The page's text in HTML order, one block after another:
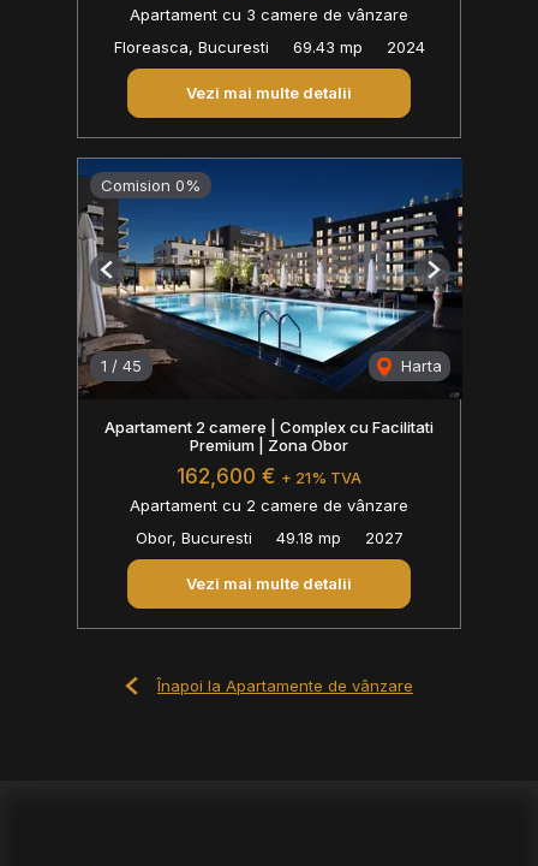
Apartament cu 3 camere de vânzare
Floreasca, Bucuresti
69.43 mp 2024
Vezi mai multe detalii
Comision 0%
1 / 45 Harta
Previous Next
Apartament 2 camere | Complex cu Facilitati
Premium | Zona Obor
162,600 € + 21% TVA
Apartament cu 2 camere de vânzare
Obor, Bucuresti
49.18 mp 2027
Vezi mai multe detalii
Înapoi la Apartamente de vânzare